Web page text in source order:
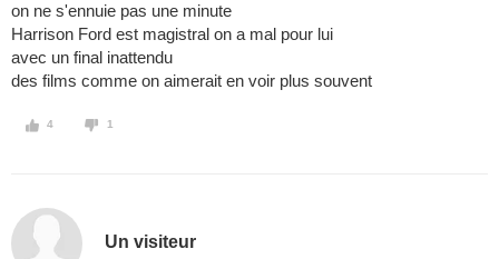
on ne s'ennuie pas une minute
Harrison Ford est magistral on a mal pour lui
avec un final inattendu
des films comme on aimerait en voir plus souvent
4 1
Un visiteur